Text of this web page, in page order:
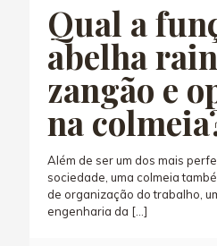
Qual a
abelha
zangão e
na
Além de ser um dos mais
sociedade, uma colmeia
de organização do trabalho,
engenharia da […]